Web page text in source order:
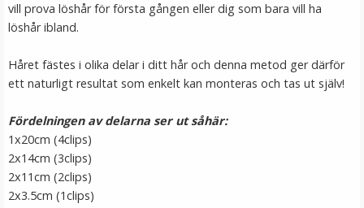
LÄGG I VARUKORG
vill prova löshår för första gången eller dig som bara vill ha
löshår ibland.
Håret fästes i olika delar i ditt hår och denna metod ger därför
ett naturligt resultat som enkelt kan monteras och tas ut själv!
Fördelningen av delarna ser ut såhär:
1x20cm (4clips)
2x14cm (3clips)
2x11cm (2clips)
2x3.5cm (1clips)